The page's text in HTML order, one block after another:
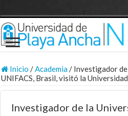
Inicio /Academia/ Investigador
UNIFACS, Brasil, visitó la
Investigador de la